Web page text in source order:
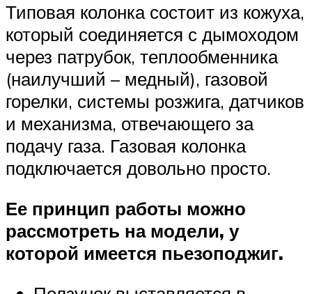
Типовая колонка состоит из кожуха,
который соединяется с дымоходом
через патрубок, теплообменника
(наилучший – медный), газовой
горелки, системы розжига, датчиков
и механизма, отвечающего за
подачу газа. Газовая колонка
подключается довольно просто.
Ее принцип работы можно
рассмотреть на модели, у
которой имеется пьезоподжиг.